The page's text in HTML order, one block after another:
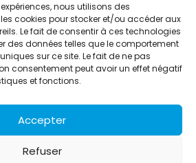
nous utilisons des
cookies pour stocker et/ou accéder aux
Le fait de consentir à ces technologies
des données telles que le comportement
sur ce site. Le fait de ne pas
consentement peut avoir un effet négatif
et fonctions.
Accepter
Refuser
une agence de relations presse et de
à Grenoble. Depuis 1995, elle conçoit et
visibilité en France et à l’international
réseau d’agences partenaires.